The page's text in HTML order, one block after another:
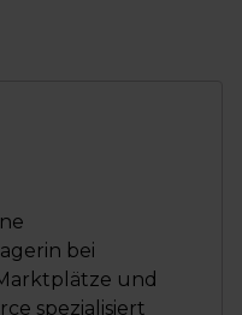
bei
und
spezialisiert